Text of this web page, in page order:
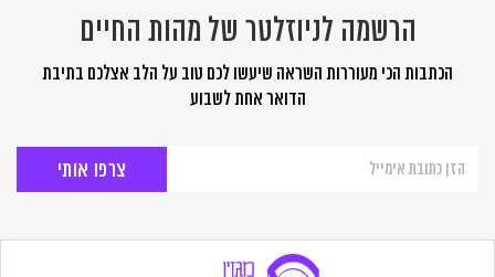
הרשמה לניוזלטר של מהות החיים
הכתבות הכי מעוררות השראה שיעשו לכם טוב על הלב אצלכם בתיבת
הדואר אחת לשבוע
לניוזלטר
החיים